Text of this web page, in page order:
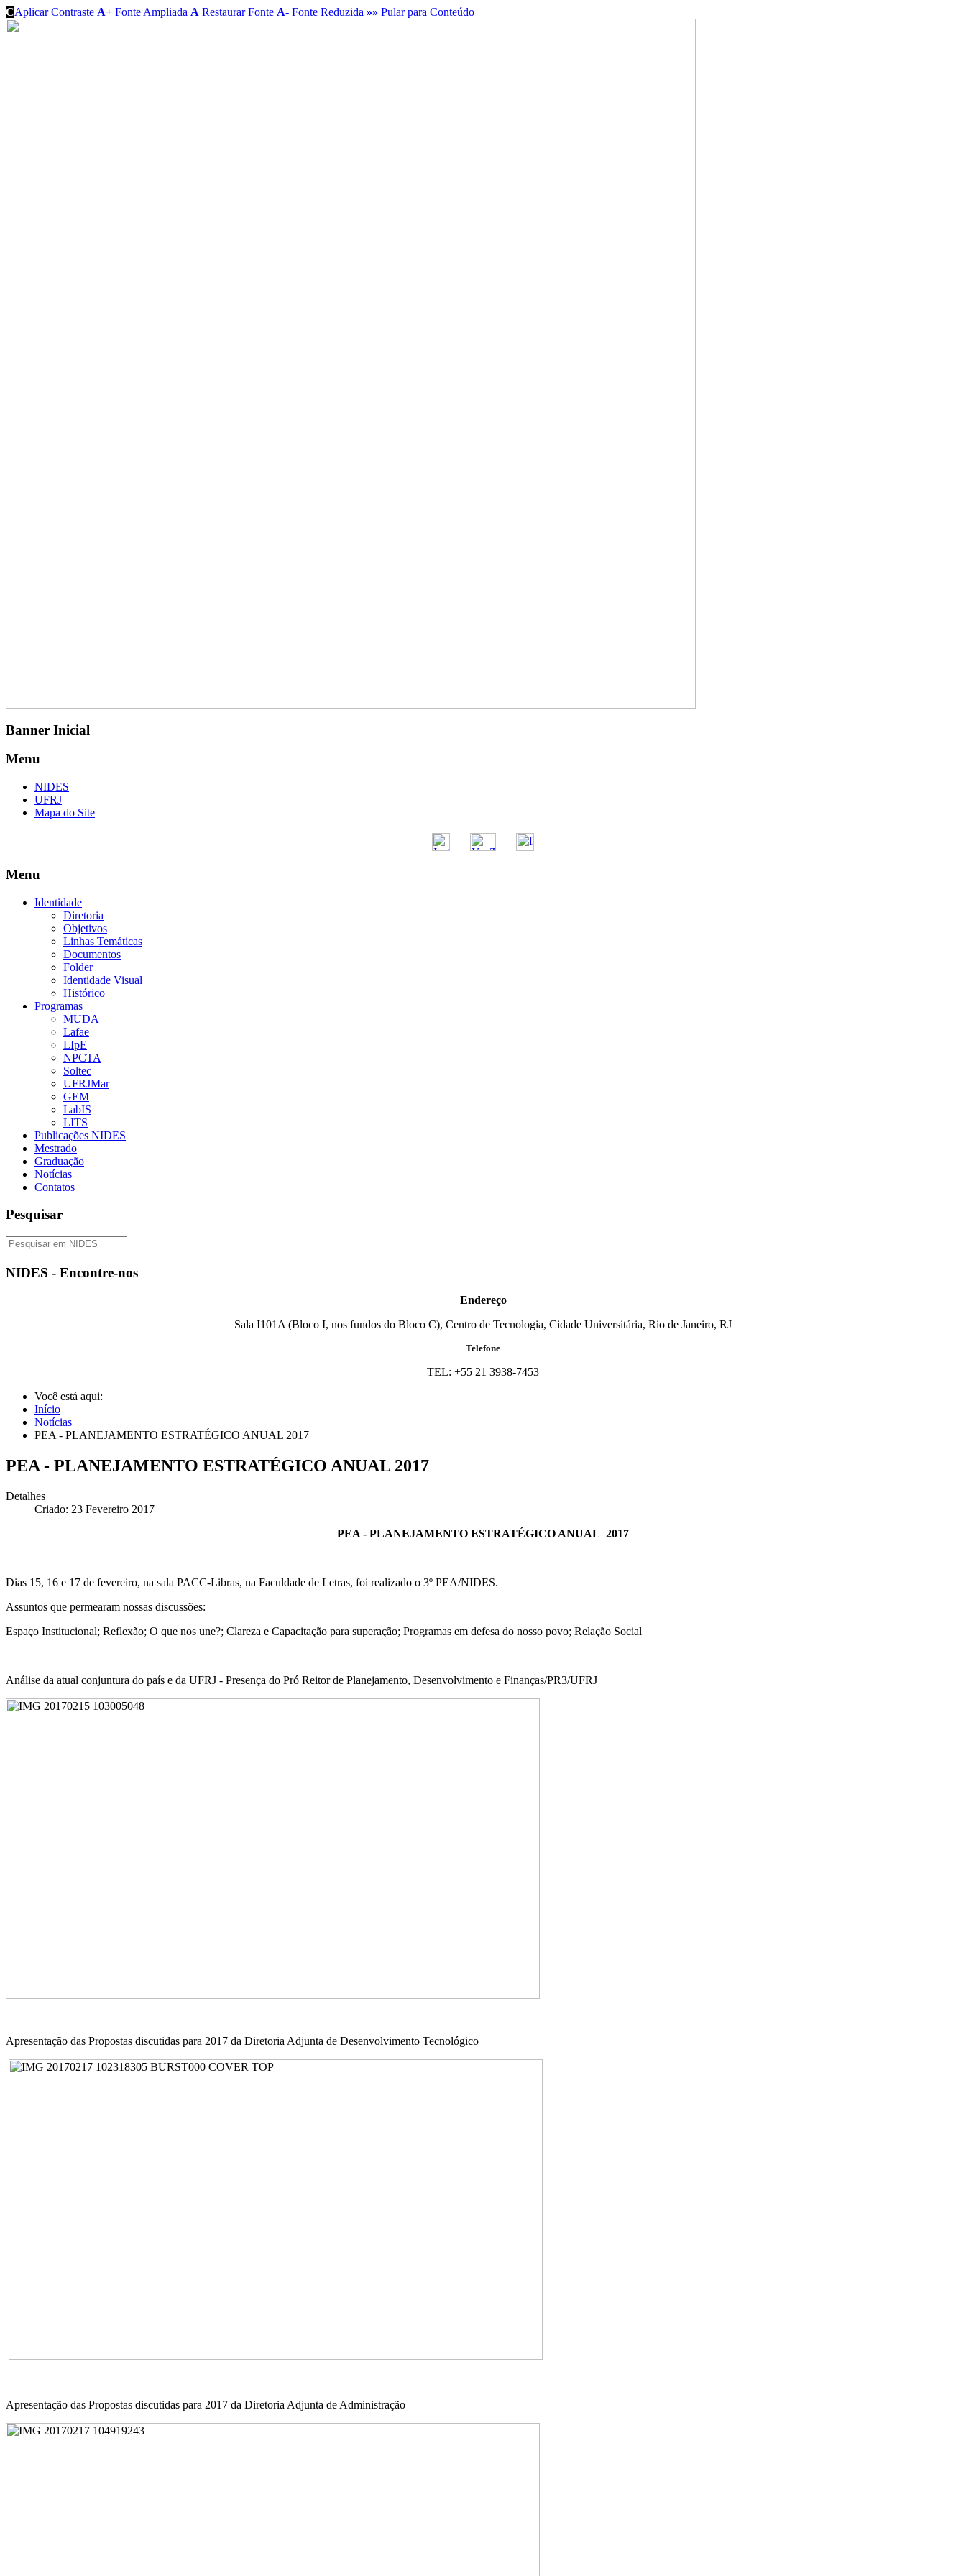
CAplicar Contraste A+ Fonte Ampliada A Restaurar Fonte A- Fonte Reduzida »» Pular para Conteúdo
Banner Inicial
Menu
NIDES
UFRJ
Mapa do Site
Menu
Identidade
Diretoria
Objetivos
Linhas Temáticas
Documentos
Folder
Identidade Visual
Histórico
Programas
MUDA
Lafae
LIpE
NPCTA
Soltec
UFRJMar
GEM
LabIS
LITS
Publicações NIDES
Mestrado
Graduação
Notícias
Contatos
Pesquisar
NIDES - Encontre-nos
Endereço
Sala I101A (Bloco I, nos fundos do Bloco C), Centro de Tecnologia, Cidade Universitária, Rio de Janeiro, RJ
Telefone
TEL: +55 21 3938-7453
Você está aqui:
Início
Notícias
PEA - PLANEJAMENTO ESTRATÉGICO ANUAL 2017
PEA - PLANEJAMENTO ESTRATÉGICO ANUAL 2017
Detalhes
Criado: 23 Fevereiro 2017
PEA - PLANEJAMENTO ESTRATÉGICO ANUAL 2017
Dias 15, 16 e 17 de fevereiro, na sala PACC-Libras, na Faculdade de Letras, foi realizado o 3º PEA/NIDES.
Assuntos que permearam nossas discussões:
Espaço Institucional; Reflexão; O que nos une?; Clareza e Capacitação para superação; Programas em defesa do nosso povo; Relação Social
Análise da atual conjuntura do país e da UFRJ - Presença do Pró Reitor de Planejamento, Desenvolvimento e Finanças/PR3/UFRJ
Apresentação das Propostas discutidas para 2017 da Diretoria Adjunta de Desenvolvimento Tecnológico
Apresentação das Propostas discutidas para 2017 da Diretoria Adjunta de Administração